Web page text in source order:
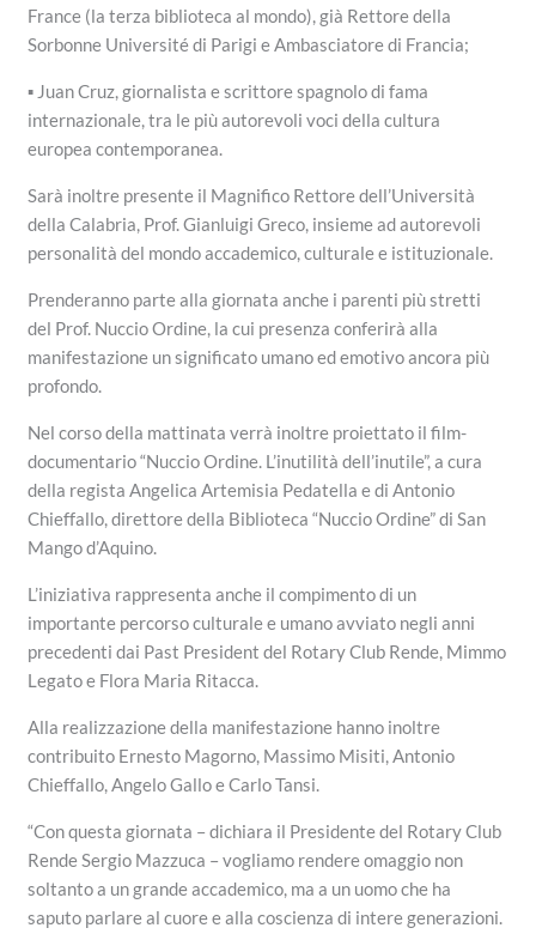
France (la terza biblioteca al mondo), già Rettore della
Sorbonne Université di Parigi e Ambasciatore di Francia;
▪️ Juan Cruz, giornalista e scrittore spagnolo di fama
internazionale, tra le più autorevoli voci della cultura
europea contemporanea.
Sarà inoltre presente il Magnifico Rettore dell’Università
della Calabria, Prof. Gianluigi Greco, insieme ad autorevoli
personalità del mondo accademico, culturale e istituzionale.
Prenderanno parte alla giornata anche i parenti più stretti
del Prof. Nuccio Ordine, la cui presenza conferirà alla
manifestazione un significato umano ed emotivo ancora più
profondo.
Nel corso della mattinata verrà inoltre proiettato il film-
documentario “Nuccio Ordine. L’inutilità dell’inutile”, a cura
della regista Angelica Artemisia Pedatella e di Antonio
Chieffallo, direttore della Biblioteca “Nuccio Ordine” di San
Mango d’Aquino.
L’iniziativa rappresenta anche il compimento di un
importante percorso culturale e umano avviato negli anni
precedenti dai Past President del Rotary Club Rende, Mimmo
Legato e Flora Maria Ritacca.
Alla realizzazione della manifestazione hanno inoltre
contribuito Ernesto Magorno, Massimo Misiti, Antonio
Chieffallo, Angelo Gallo e Carlo Tansi.
“Con questa giornata – dichiara il Presidente del Rotary Club
Rende Sergio Mazzuca – vogliamo rendere omaggio non
soltanto a un grande accademico, ma a un uomo che ha
saputo parlare al cuore e alla coscienza di intere generazioni.